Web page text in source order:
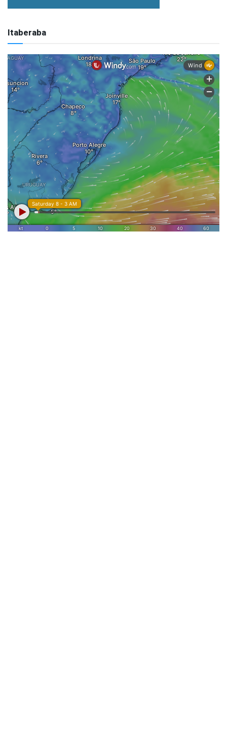
Itaberaba